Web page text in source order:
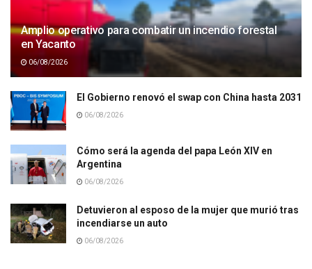
Amplio operativo para combatir un incendio forestal
en Yacanto
06/08/2026
El Gobierno renovó el swap con China hasta 2031
06/08/2026
Cómo será la agenda del papa León XIV en
Argentina
06/08/2026
Detuvieron al esposo de la mujer que murió tras
incendiarse un auto
06/08/2026